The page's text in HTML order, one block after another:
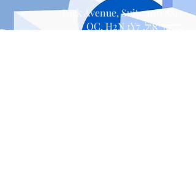
8815 Park Avenue, Suite 100
מונטריאול, QC, H2N 1Y7